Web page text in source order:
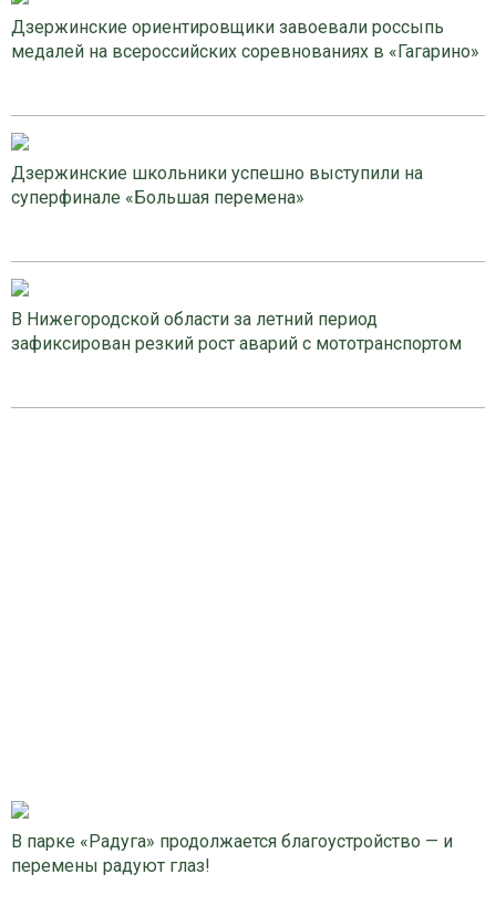
Дзержинские ориентировщики завоевали россыпь
медалей на всероссийских соревнованиях в «Гагарино»
Дзержинские школьники успешно выступили на
суперфинале «Большая перемена»
В Нижегородской области за летний период
зафиксирован резкий рост аварий с мототранспортом
В парке «Радуга» продолжается благоустройство — и
перемены радуют глаз!